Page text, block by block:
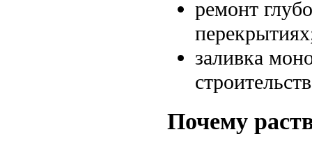
ремонт
заливка
Почему